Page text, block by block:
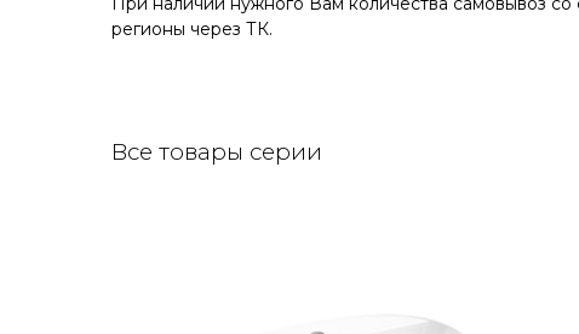
регионы через ТК.
Все товары серии